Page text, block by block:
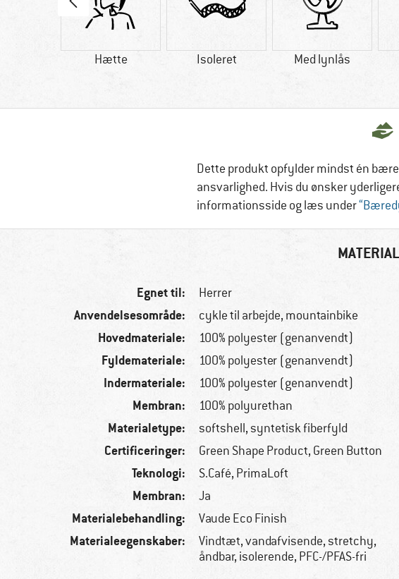
Hætte Isoleret Med lynlås
Dette produkt opfylder mindst én
ansvarlighed. Hvis du ønsker
informationsside og læs under
Egnet til: Herrer
Anvendelsesområde: cykle til arbejde, mountainbike
Hovedmateriale: 100% polyester (genanvendt)
Fyldemateriale: 100% polyester (genanvendt)
Indermateriale: 100% polyester (genanvendt)
Membran: 100% polyurethan
Materialetype: softshell, syntetisk fiberfyld
Certificeringer: Green Shape Product, Green Button
Teknologi: S.Café, PrimaLoft
Membran: Ja
Materialebehandling: Vaude Eco Finish
Materialeegenskaber:
Vindtæt, vandafvisende, stretchy,
åndbar, isolerende, PFC-/PFAS-fri